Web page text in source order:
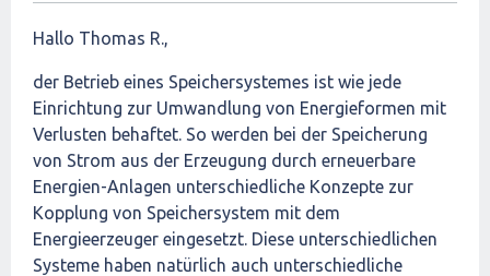
Hallo Thomas R.,
der Betrieb eines Speichersystemes ist wie jede
Einrichtung zur Umwandlung von Energieformen mit
Verlusten behaftet. So werden bei der Speicherung
von Strom aus der Erzeugung durch erneuerbare
Energien-Anlagen unterschiedliche Konzepte zur
Kopplung von Speichersystem mit dem
Energieerzeuger eingesetzt. Diese unterschiedlichen
Systeme haben natürlich auch unterschiedliche